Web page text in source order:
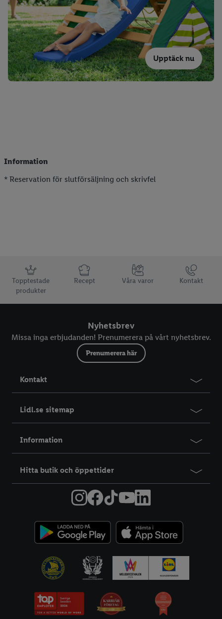
Upptäck nu
Information
* Reservation för slutförsäljning och skrivfel
Information
Topptestade
produkter
Recept Våra varor Kontakt
Nyhetsbrev
Missa inga erbjudanden! Prenumerera på vårt nyhetsbrev.
Prenumerera här
Kontakt
Lidl.se sitemap
Information
Hitta butik och öppettider